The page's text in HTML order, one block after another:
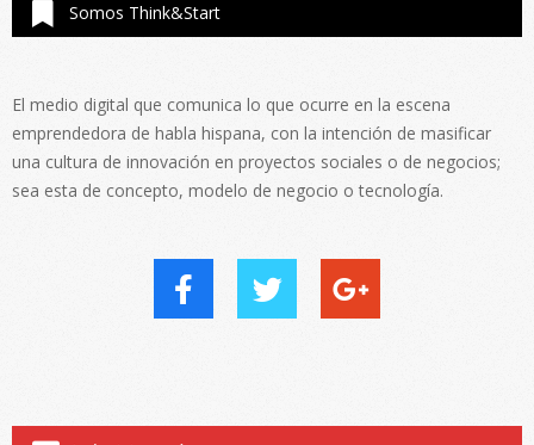
Somos Think&Start
El medio digital que comunica lo que ocurre en la escena
emprendedora de habla hispana, con la intención de masificar
una cultura de innovación en proyectos sociales o de negocios;
sea esta de concepto, modelo de negocio o tecnología.